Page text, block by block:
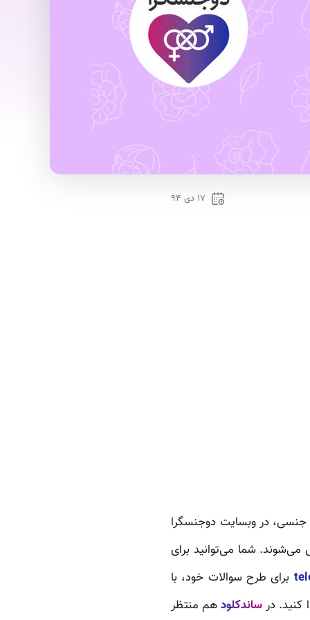
در وبسایت دوجنسگرا
می‌شوند. شما می‌توانید برای
برای طرح سوالات خود، با
ساندکلودهم منتظر